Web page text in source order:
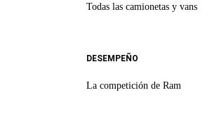
Todas las camionetas y vans
DESEMPEÑO
La competición de Ram